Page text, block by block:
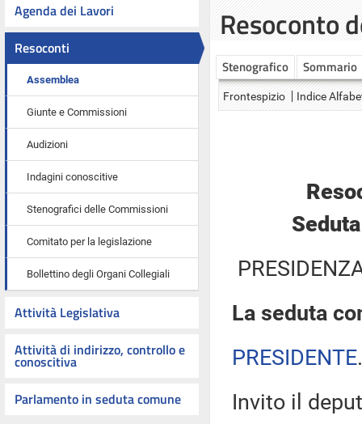
Agenda dei Lavori
Resoconti
Assemblea
Giunte e Commissioni
Audizioni
Indagini conoscitive
Stenografici delle Commissioni
Comitato per la legislazione
Bollettino degli Organi Collegiali
Attività Legislativa
Attività di indirizzo, controllo e
conoscitiva
Parlamento in seduta comune
Resoconto
Stenografico Sommario
Frontespizio Indice
La seduta
PRESIDENTE
Invito il